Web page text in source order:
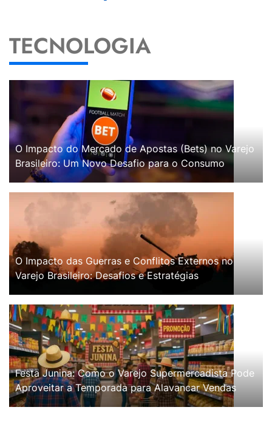
TECNOLOGIA
O Impacto do Mercado de Apostas (Bets) no Varejo
Brasileiro: Um Novo Desafio para o Consumo
O Impacto das Guerras e Conflitos Externos no
Varejo Brasileiro: Desafios e Estratégias
Festa Junina: Como o Varejo Supermercadista Pode
Aproveitar a Temporada para Alavancar Vendas